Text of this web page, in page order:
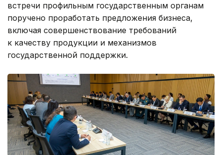
встречи профильным государственным органам
поручено проработать предложения бизнеса,
включая совершенствование требований
к качеству продукции и механизмов
государственной поддержки.